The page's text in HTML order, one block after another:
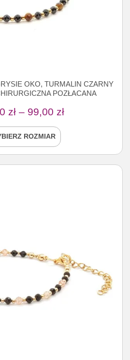
OKO, TURMALIN CZARNY
POZŁACANA
zł – 99,00 zł
ROZMIAR